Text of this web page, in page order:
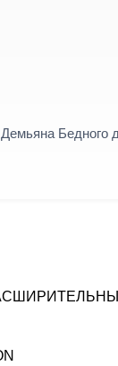
Демьяна Бедного